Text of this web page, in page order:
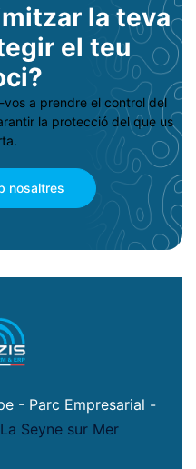
la teva
el teu
vos a prendre el control del
la protecció del que us
nosaltres
- Parc Empresarial -
Seyne sur Mer